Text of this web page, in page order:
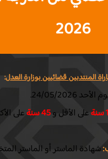
2026
قضائيين بوزارة العدل:
05/2026.
على الأقل و45 سنة
على الأكثر
الماستر أو الماستر